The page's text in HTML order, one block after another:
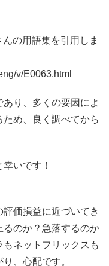
の用語集を引用しま
v/E0063.html
り、多くの要因によ
め、良く調べてから
いです！
価損益に近づいてき
るのか？急落するのか
ネットフリックスも
、心配です。